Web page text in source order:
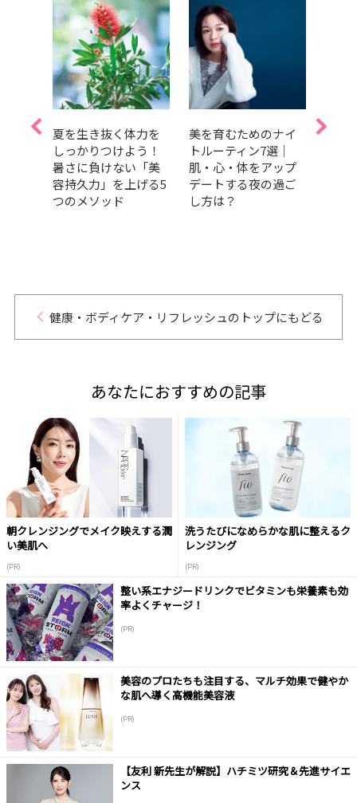
夏を生き抜く体力を
しっかりつけよう！
暑さに負けない「美
容持久力」を上げる5
つのメソッド
美を育むためのナイ
トルーティン7選｜
肌・心・体をアップ
デートする夜の過ご
し方は？
今日
健康・ボディケア・リフレッシュのトップにもどる
あなたにおすすめの記事
朝クレンジングでメイク映えする潤
い美肌へ
(PR)
洗うたびになめらかな肌に整えるク
レンジング
(PR)
整い系エナジードリンクでビタミンも栄養素も効
率よくチャージ！
(PR)
美容のプロたちも注目する、マルチ効果で健やか
な肌へ導く高機能美容液
(PR)
【友利 新先生が解説】ハチミツ研究＆先進サイエ
ンス